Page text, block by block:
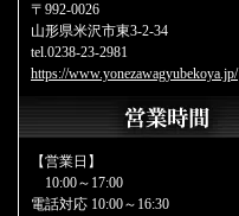
〒992-0026
山形県米沢市東3-2-34
tel.0238-23-2981
https://www.yonezawagyubekoya.jp/
【営業日】
10:00～17:00
電話対応 10:00～16:30